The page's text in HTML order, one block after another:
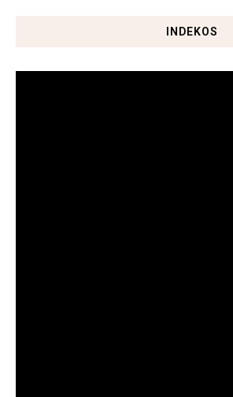
INDEKOS